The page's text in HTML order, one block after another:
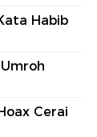
Habib
Cerai